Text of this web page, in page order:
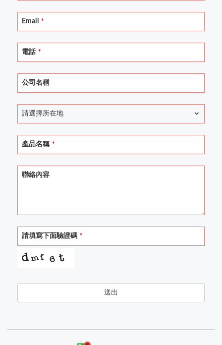
Email *
電話 *
公司名稱
請選擇所在地
產品名稱 *
聯絡內容
Your
Website
請填寫下面驗證碼 *
送出